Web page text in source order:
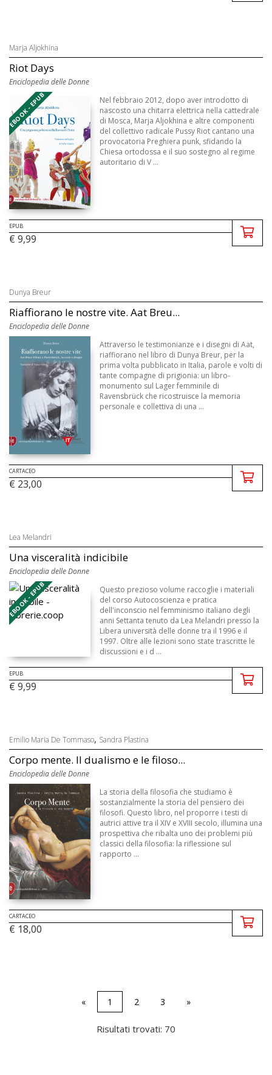
Marja Aljokhina
Riot Days
Enciclopedia delle Donne
EBOOK - EPUB
Nel febbraio 2012, dopo aver introdotto di
nascosto una chitarra elettrica nella cattedrale
di Mosca, Marja Aljokhina e altre componenti
del collettivo radicale Pussy Riot cantano una
provocatoria Preghiera punk, sfidando la
Chiesa ortodossa e il suo sostegno al regime
autoritario di V ...
EPUB
€ 9,99
Dunya Breur
Riaffiorano le nostre vite. Aat Breu...
Enciclopedia delle Donne
Attraverso le testimonianze e i disegni di Aat,
riaffiorano nel libro di Dunya Breur, per la
prima volta pubblicato in Italia, parole e volti di
tante compagne di prigionia: un libro-
monumento sul Lager femminile di
Ravensbrück che ricostruisce la memoria
personale e collettiva di una ...
CARTACEO
€ 23,00
Lea Melandri
Una visceralità indicibile
Enciclopedia delle Donne
EBOOK - EPUB
Questo prezioso volume raccoglie i materiali
del corso Autocoscienza e pratica
dell'inconscio nel femminismo italiano degli
anni Settanta tenuto da Lea Melandri presso la
Libera università delle donne tra il 1996 e il
1997. Oltre alle lezioni sono state trascritte le
discussioni e i d ...
EPUB
€ 9,99
Emilio Maria De Tommaso, Sandra Plastina
Corpo mente. Il dualismo e le filoso...
Enciclopedia delle Donne
La storia della filosofia che studiamo è
sostanzialmente la storia del pensiero dei
filosofi. Questo libro, nel proporre i testi di
autrici attive tra il XIV e XVIII secolo, illumina una
prospettiva che ribalta uno dei problemi più
classici della filosofia: la riflessione sul
rapporto ...
CARTACEO
€ 18,00
« 1 2 3 »
Risultati trovati: 70